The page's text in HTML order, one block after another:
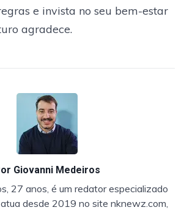
e invista no seu bem-estar
agradece.
Giovanni Medeiros
27 anos, é um redator especializado
desde 2019 no site nknewz.com,